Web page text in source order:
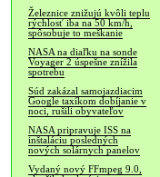
Železnice znižujú kvôli teplu
rýchlosť iba na 50 km/h,
spôsobuje to meškanie
NASA na diaľku na sonde
Voyager 2 úspešne znížila
spotrebu
Súd zakázal samojazdiacim
Google taxíkom dobíjanie v
noci, rušili obyvateľov
NASA pripravuje ISS na
inštaláciu posledných
nových solárnych panelov
Vydaný nový FFmpeg 9.0,